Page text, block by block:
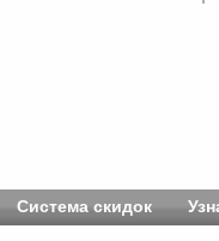
Система скидок